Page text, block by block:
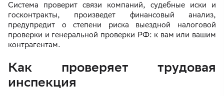
Система проверит связи компаний, судебные иски и
госконтракты, произведет финансовый анализ,
предупредит о степени риска выездной налоговой
проверки и генеральной проверки РФ: к вам или вашим
контрагентам.
Как проверяет трудовая
инспекция